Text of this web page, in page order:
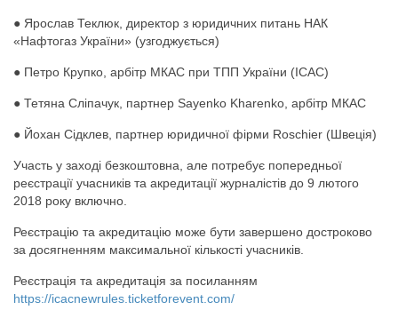
● Ярослав Теклюк, директор з юридичних питань НАК
«Нафтогаз України» (узгоджується)
● Петро Крупко, арбітр МКАС при ТПП України (ICAC)
● Тетяна Сліпачук, партнер Sayenko Kharenko, арбітр МКАС
● Йохан Сідклев, партнер юридичної фірми Roschier (Швеція)
Участь у заході безкоштовна, але потребує попередньої
реєстрації учасників та акредитації журналістів до 9 лютого
2018 року включно.
Реєстрацію та акредитацію може бути завершено достроково
за досягненням максимальної кількості учасників.
Реєстрація та акредитація за посиланням
https://icacnewrules.ticketforevent.com/